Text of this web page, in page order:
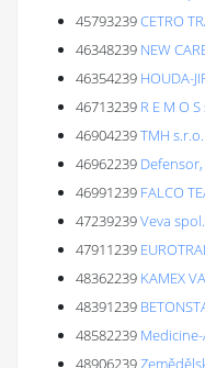
45793239CETRO
46348239 NEW
46354239 HOUDA-
46713239 R E M O
46904239TMH s.r.o.
46962239
46991239 FALCO
47239239Veva
47911239
48362239 KAMEX
48391239
48582239
48906239